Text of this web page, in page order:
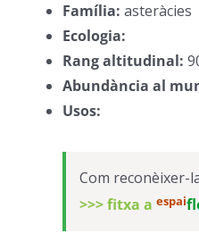
Família: asteràcies
Ecologia:
Rang altitudinal:
Abundància al
Usos:
Com reconèixer-
>>> fitxa a espai